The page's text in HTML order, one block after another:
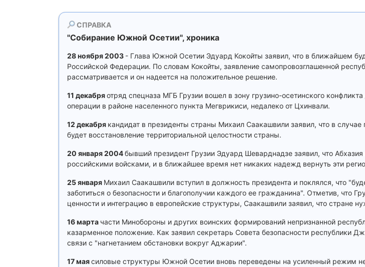
СПРАВКА
''Собирание Южной Осетии'', хроника
28 ноября 2003 - Глава Южной Осетии Эдуард Кокойты заявил, что в ближайшем
Российской Федерации. По словам Кокойты, заявление самопровозглашенной
рассматривается и он надеется на положительное решение.
11 декабряотряд спецназа МГБ Грузии вошел в зону грузино-осетинского
операции в районе населенного пункта Мегврикиси, недалеко от Цхинвали.
12 декабря кандидат в президенты страны Михаил Саакашвили заявил, что в
будет восстановление территориальной целостности страны.
20 января 2004бывший президент Грузии Эдуард Шеварднадзе заявил, что
российскими войсками, и в ближайшее время нет никаких надежд вернуть эти
25 января Михаил Саакашвили вступил в должность президента и поклялся, что
заботиться о безопасности и благополучии каждого ее гражданина". Отметив, что
ценности и интеграцию в европейские структуры, Саакашвили заявил, что стране
16 марта части Минобороны и других воинских формирований непризнанной
казарменное положение. Как заявил секретарь Совета безопасности республики
связи с "нагнетанием обстановки вокруг Аджарии".
17 маясиловые структуры Южной Осетии вновь переведены на усиленный режим